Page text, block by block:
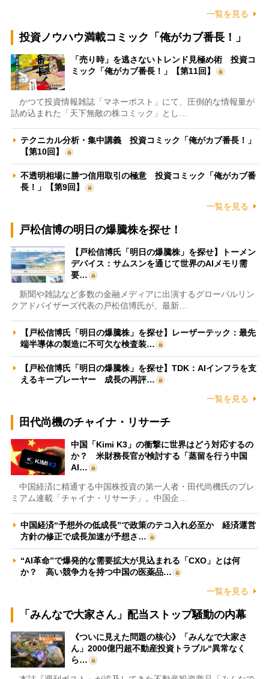
一覧を見る
投資ノウハウ満載コミック「俺がカブ番長！」
「売り時」を逃さないトレンド見極め術 投資コ
ミック「俺がカブ番長！」【第11回】
かつて投資情報雑誌「マネーポスト」にて、圧倒的な情報量が
詰め込まれた「天下無敵の株コミック」とし…
テクニカル分析・集中講義 投資コミック「俺がカブ番長！」
【第10回】
不透明相場に勝つ信用取引の極意 投資コミック「俺がカブ番
長！」【第9回】
一覧を見る
戸松信博の明日の爆騰株を探せ！
【戸松信博氏「明日の爆騰株」を探せ】トーメン
デバイス：サムスンを通じて世界のAIメモリ需
要…
新聞や雑誌など多数の金融メディアに出演するグローバルリン
クアドバイザーズ代表の戸松信博氏が、最新…
【戸松信博氏「明日の爆騰株」を探せ】レーザーテック：最先
端半導体の製造に不可欠な検査装…
【戸松信博氏「明日の爆騰株」を探せ】TDK：AIインフラを支
えるキープレーヤー 成長の再評…
一覧を見る
田代尚機のチャイナ・リサーチ
中国「Kimi K3」の衝撃に世界はどう対応するの
か？ 米財務長官が検討する「蒸留を行う中国
AI…
中国経済に精通する中国株投資の第一人者・田代尚機氏のプレ
ミアム連載「チャイナ・リサーチ」。中国企…
中国経済“予想外の低成長”で政策のテコ入れ必至か 経済運営
方針の修正で成長加速が予想さ…
“AI革命”で爆発的な需要拡大が見込まれる「CXO」とは何
か？ 高い競争力を持つ中国の医薬品…
一覧を見る
「みんなで大家さん」配当ストップ騒動の内幕
《ついに見えた問題の核心》「みんなで大家さ
ん」2000億円超不動産投資トラブル“異常なく
ら…